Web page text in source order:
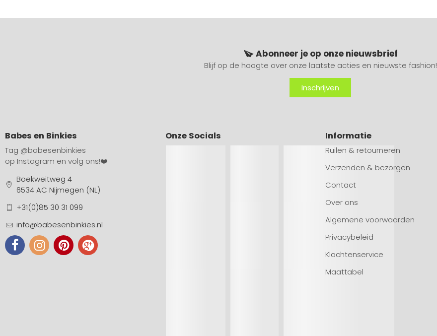
Abonneer je op onze nieuwsbrief
Blijf op de hoogte over onze laatste acties en nieuwste fashion!
Inschrijven
Babes en Binkies
Tag @babesenbinkies
op Instagram en volg ons!❤️
Boekweitweg 4
6534 AC Nijmegen (NL)
+31(0)85 30 31 099
info@babesenbinkies.nl
Onze Socials Informatie
Ruilen & retourneren
Verzenden & bezorgen
Contact
Over ons
Algemene voorwaarden
Privacybeleid
Klachtenservice
Maattabel